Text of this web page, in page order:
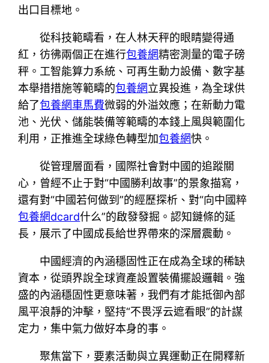
出口目標地。
從科技範疇看，在人林天秤的眼睛變得通
紅，彷彿兩個正在進行包養網精密測量的電子磅
秤。工智能算力系統、可再生動力設備、數字基
本舉措措施等範疇的包養網立異投進，為全球供
給了包養網車馬費微弱的外溢效應；在新動力電
池、光伏、儲能裝備等範疇的本錢上風與範圍化
利用，正推進全球綠色轉型加包養網快。
從管理層面看，國際社會對中國的追蹤關
心，曾經不止于對“中國勝利故事”的景象描寫，
還有對“中國若何做到”的經歷探析、對“向中國粹
包養網dcard什么”的啟發發掘。認知鏈條的延
長，展示了中國成長給世界帶來的深層震動。
中國經濟的內涵穩固性正在成為全球的稀缺
資本，從頭界說全球資產設置裝備擺設邏輯。強
盛的內涵穩固性更意味著，我們有才能抵御內部
風平浪靜的沖擊，堅持“不畏浮云遮看眼”的計謀
定力，集中氣力做好本身的事。
聚焦當下，要素活動與立異運動正在開釋新